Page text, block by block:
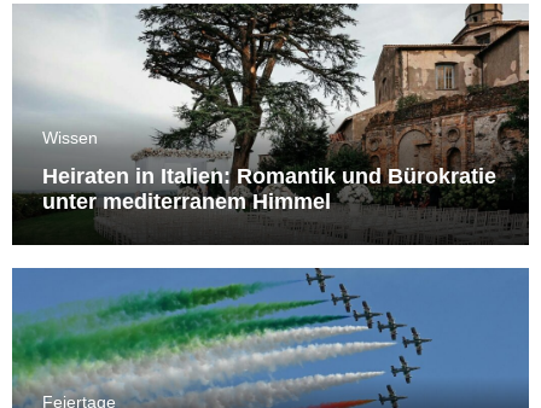
Wissen
Heiraten in Italien: Romantik und Bürokratie
unter mediterranem Himmel
Feiertage